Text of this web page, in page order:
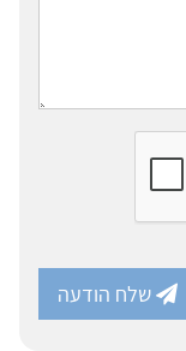
שלח הודעה